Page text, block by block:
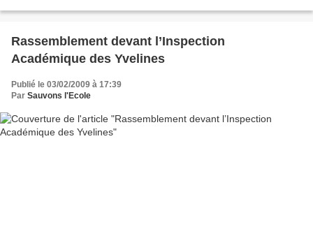
Rassemblement devant l’Inspection
Académique des Yvelines
Publié le 03/02/2009 à 17:39
Par Sauvons l'Ecole